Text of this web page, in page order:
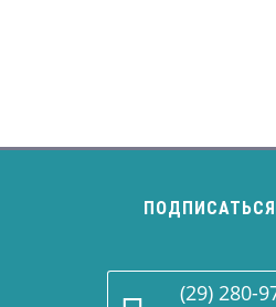
(29) 280-